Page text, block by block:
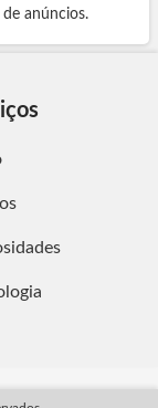
anúncios.